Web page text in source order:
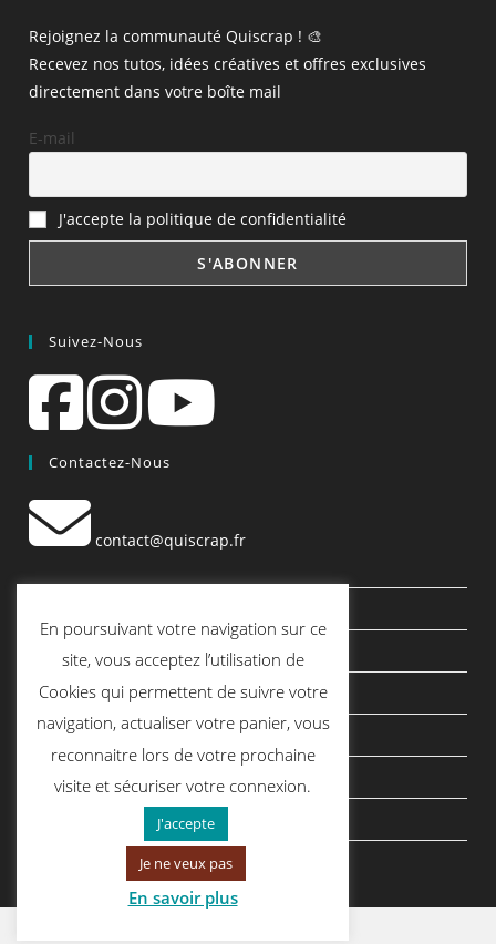
Rejoignez la communauté Quiscrap ! 🎨
Recevez nos tutos, idées créatives et offres exclusives
directement dans votre boîte mail
E-mail
J'accepte la politique de confidentialité
Suivez-Nous
Contactez-Nous
contact@quiscrap.fr
Le Blog
Conditions générales de vente
Mentions légales
Politique de confidentialité
politique de cookies
En poursuivant votre navigation sur ce
site, vous acceptez l’utilisation de
Cookies qui permettent de suivre votre
navigation, actualiser votre panier, vous
reconnaitre lors de votre prochaine
visite et sécuriser votre connexion.
J'accepte
Je ne veux pas
En savoir plus